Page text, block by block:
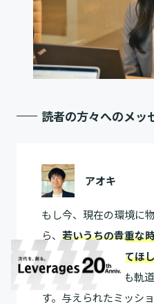
読者の方々へのメッ
アオキ
もし今、現在の環境に
ら、 若いうちの貴重な
て一歩を踏み出してほ
うまくいかなくても軌
す。与えられたミッシ